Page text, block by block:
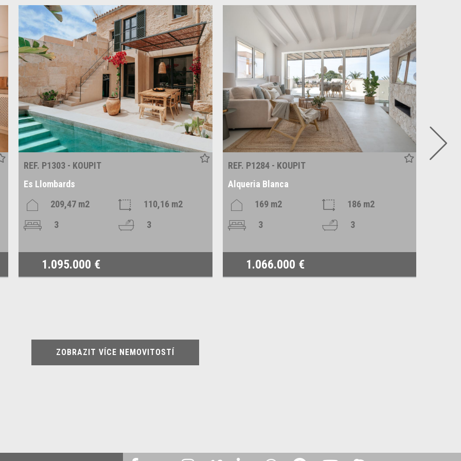
REF. P1303 - KOUPIT
Es Llombards
209,47 m2
110,16 m2
3
3
1.095.000 €
REF. P1284 - KOUPIT
Alqueria Blanca
169 m2
186 m2
3
3
1.066.000 €
ZOBRAZIT VÍCE NEMOVITOSTÍ